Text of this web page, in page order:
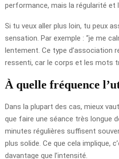
performance, mais la régularité et
Si tu veux aller plus loin, tu peux
sensation. Par exemple : “je me
lentement. Ce type d’association
ressenti, car le corps et les mots
À quelle fréquence
Dans la plupart des cas, mieux
que faire une séance très longue
minutes régulières suffisent
plus solide. Ce que cela implique,
davantage que l’intensité.